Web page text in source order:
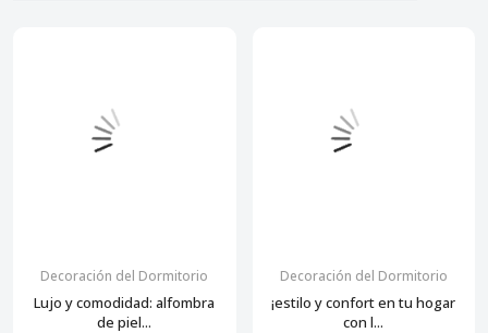
Decoración del Dormitorio
Lujo y comodidad: alfombra
de piel...
Decoración del Dormitorio
¡estilo y confort en tu hogar
con l...